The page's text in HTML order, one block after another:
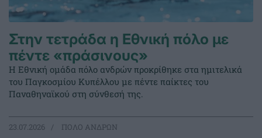
Στην τετράδα η Εθνική πόλο με
πέντε «πράσινους»
Η Εθνική ομάδα πόλο ανδρών προκρίθηκε στα ημιτελικά
του Παγκοσμίου Κυπέλλου με πέντε παίκτες του
Παναθηναϊκού στη σύνθεσή της.
23.07.2026 ΠΟΛΟ ΑΝΔΡΩΝ